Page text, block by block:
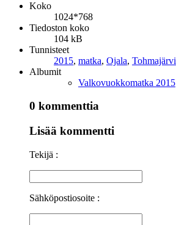
Koko
1024*768
Tiedoston koko
104 kB
Tunnisteet
2015, matka, Ojala, Tohmajärvi
Albumit
Valkovuokkomatka 2015
0 kommenttia
Lisää kommentti
Tekijä :
Sähköpostiosoite :